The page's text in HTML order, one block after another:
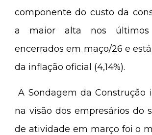
componente do custo da
a maior alta nos últimos
encerrados em maço/26 e
da inflação oficial (4,14%).
A Sondagem da Construção
na visão dos empresários do
de atividade em março foi o